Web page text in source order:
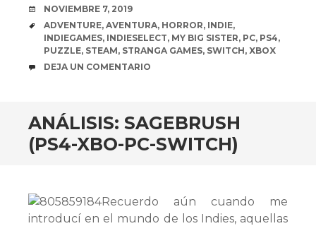
FECHA
NOVIEMBRE 7, 2019
ETIQUETAS
ADVENTURE, AVENTURA, HORROR, INDIE,
INDIEGAMES, INDIESELECT, MY BIG SISTER, PC, PS4,
PUZZLE, STEAM, STRANGA GAMES, SWITCH, XBOX
COMENTARIOS
DEJA UN COMENTARIO
ANÁLISIS: SAGEBRUSH
(PS4-XBO-PC-SWITCH)
Recuerdo aún cuando me
introducí en el mundo de los Indies, aquellas